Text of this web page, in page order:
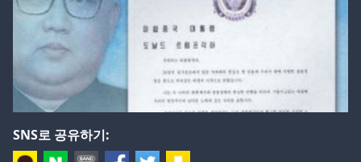
SNS로 공유하기: